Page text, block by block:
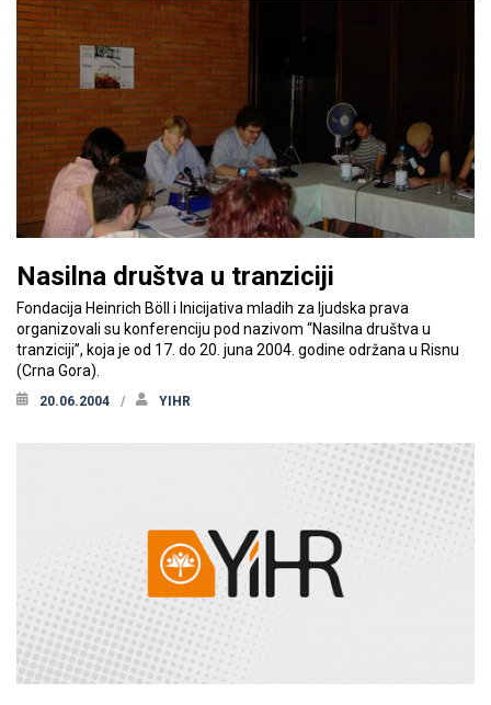
Nasilna društva u tranziciji
Fondacija Heinrich Böll i Inicijativa mladih za ljudska prava
organizovali su konferenciju pod nazivom “Nasilna društva u
tranziciji”, koja je od 17. do 20. juna 2004. godine održana u Risnu
(Crna Gora).
20.06.2004 YIHR